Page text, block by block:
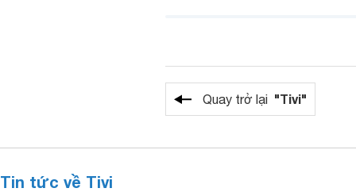
Quay trở lại "Tivi"
Tin tức về Tivi